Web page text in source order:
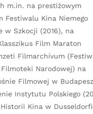
m.in. na prestiżowym
Festiwalu Kina Niemego
w Szkocji (2016), na
Film Maraton
Filmarchívum
Narodowej) na
Filmowej w
Instytutu Polskiego
Kina w